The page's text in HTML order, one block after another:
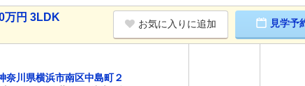
万円 3LDK
お気に入りに追加 見学予
奈川県横浜市南区中島町２